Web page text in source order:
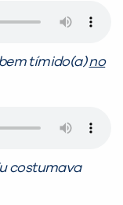
tímido(a)no
costumava